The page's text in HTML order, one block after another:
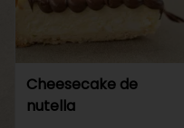
Cheesecake de
nutella